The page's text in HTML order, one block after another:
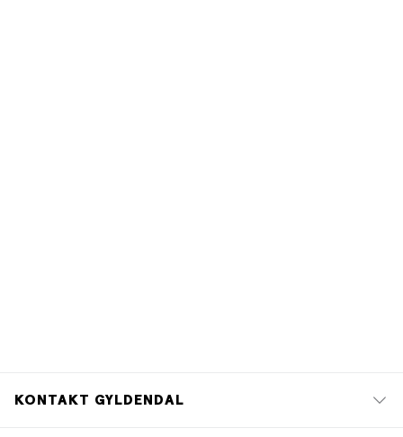
KONTAKT GYLDENDAL